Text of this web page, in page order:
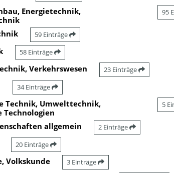
Energietechnik,
95
59 Einträge
58 Einträge
Verkehrswesen 23 Einträge
34 Einträge
Technik, Umwelttechnik,
Technologien
5
allgemein 2 Einträge
20 Einträge
Volkskunde 3 Einträge